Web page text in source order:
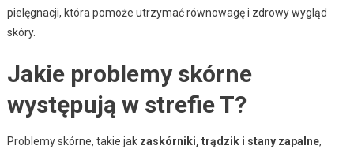
pielęgnacji, która pomoże utrzymać równowagę i zdrowy wygląd
skóry.
Jakie problemy skórne
występują w strefie T?
Problemy skórne, takie jak zaskórniki, trądzik i stany zapalne,